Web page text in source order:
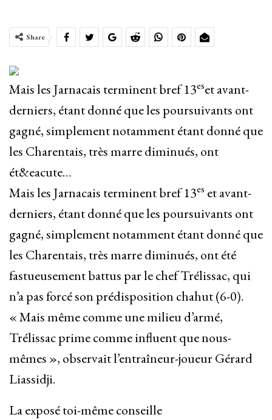
Share
Mais les Jarnacais terminent bref 13eset avant-
derniers, étant donné que les poursuivants ont
gagné, simplement notamment étant donné que
les Charentais, très marre diminués, ont
ét&eacute…
Mais les Jarnacais terminent bref 13es et avant-
derniers, étant donné que les poursuivants ont
gagné, simplement notamment étant donné que
les Charentais, très marre diminués, ont été
fastueusement battus par le chef Trélissac, qui
n’a pas forcé son prédisposition chahut (6-0).
« Mais même comme une milieu d’armé,
Trélissac prime comme influent que nous-
mêmes », observait l’entraîneur-joueur Gérard
Liassidji.
La exposé toi-même conseille